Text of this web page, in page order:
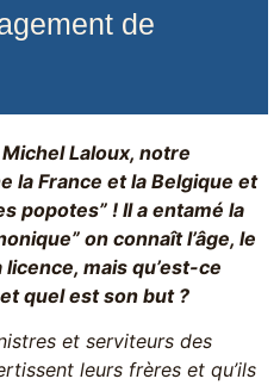
de
Laloux, notre
la France et la Belgique et
popotes” ! Il a entamé la
on connaît l’âge, le
mais qu’est-ce
quel est son but ?
et serviteurs des
leurs frères et qu’ils